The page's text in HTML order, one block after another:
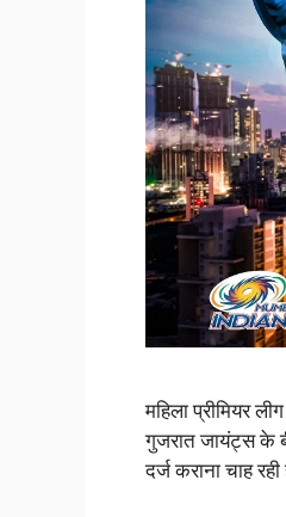
महिला प्रीमियर
गुजरात जायंट्स के
दर्ज कराना चाह